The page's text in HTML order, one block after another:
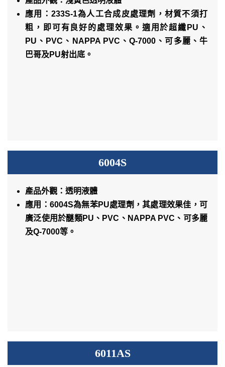
應用：233S-1為人工合成皮處理劑，材質不須打
粗，即可有良好的處理效果。適用於超纖PU、
PU、PVC、NAPPA PVC、Q-7000、可多麗、牛
巴哥及PU射出底。
6004S
產品外觀：透明液體
應用：6004S為無苯PU處理劑，其處理效果佳，可
廣泛使用於醚類PU、PVC、NAPPA PVC、可多麗
及Q-7000等。
6011AS